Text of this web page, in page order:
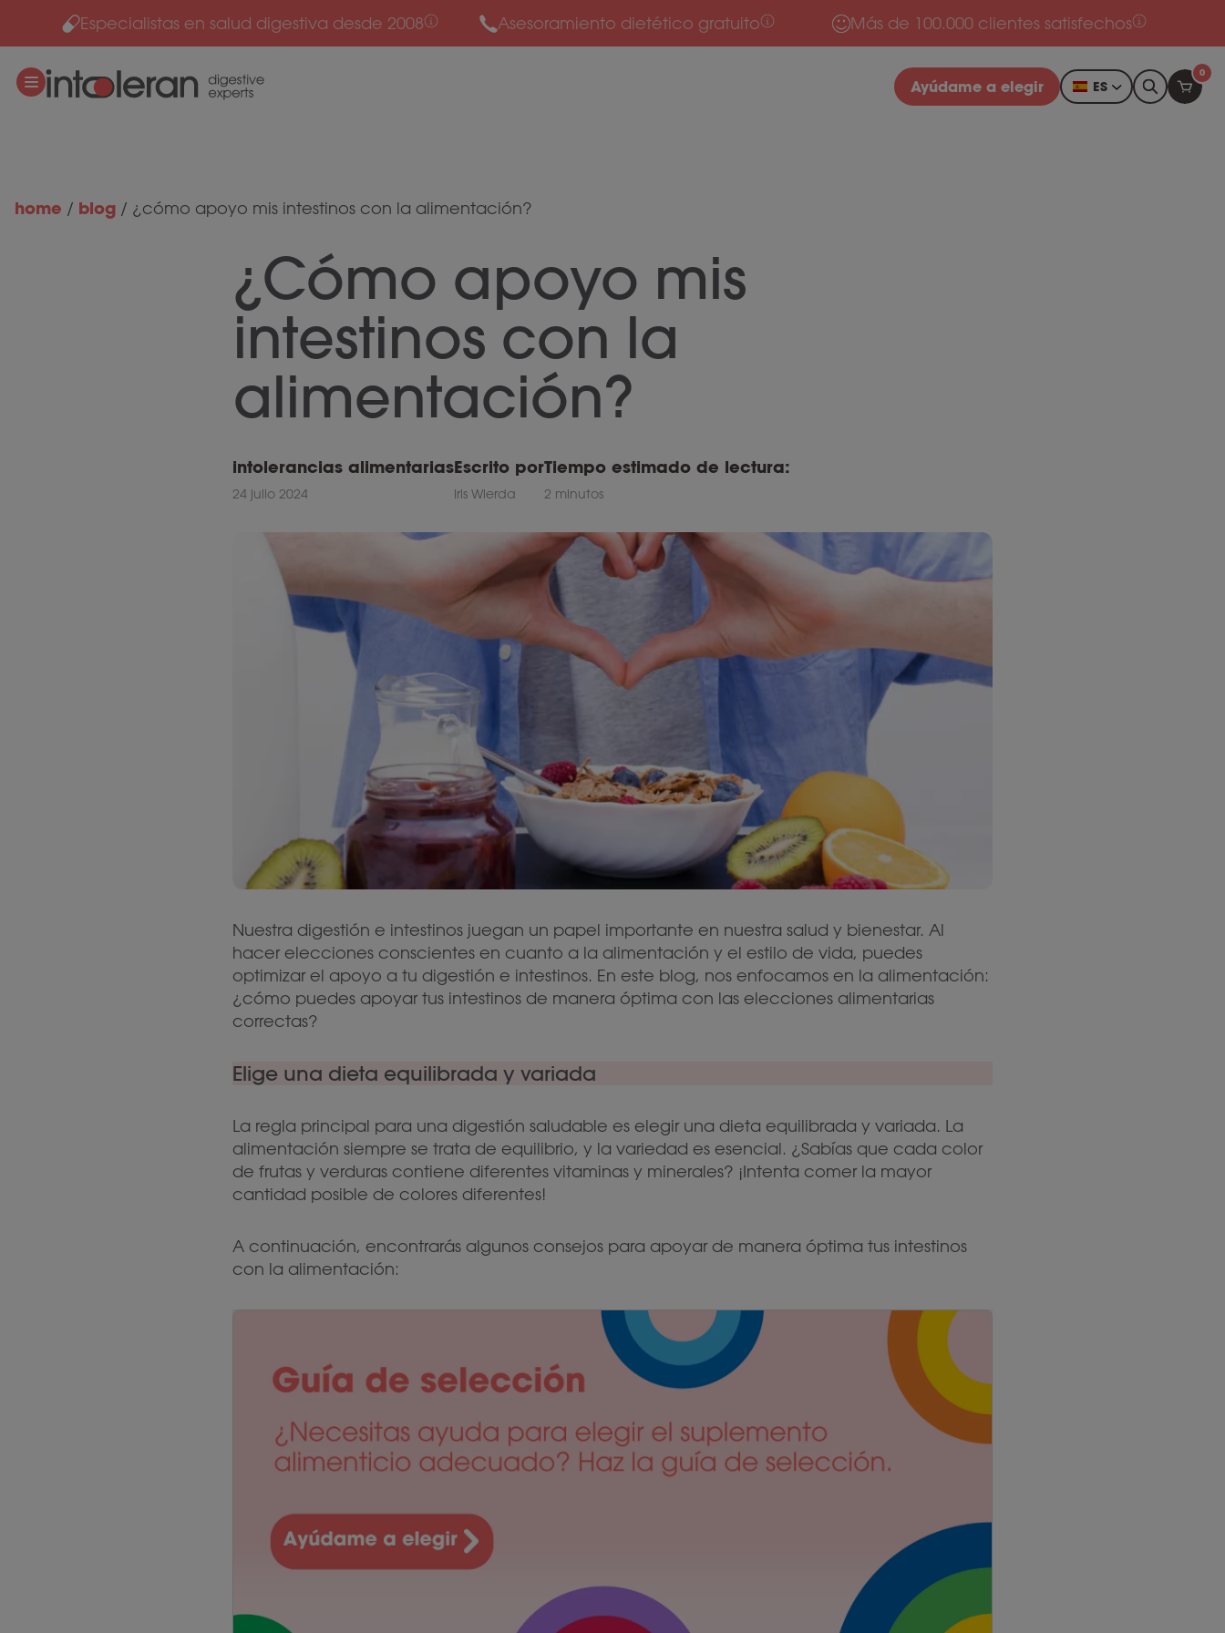
Ir al contenidoEspecialistas en salud digestiva desde 2008 Asesoramiento dietético gratuito Más de 100.000 clientes satisfechos
Ayúdame a elegir ES
0
home / blog / ¿cómo apoyo mis intestinos con la alimentación?
¿Cómo apoyo mis
intestinos con la
alimentación?
intolerancias alimentarias
24 julio 2024
Escrito por
Iris Wierda
Tiempo estimado de lectura:
2 minutos
Nuestra digestión e intestinos juegan un papel importante en nuestra salud y bienestar. Al
hacer elecciones conscientes en cuanto a la alimentación y el estilo de vida, puedes
optimizar el apoyo a tu digestión e intestinos. En este blog, nos enfocamos en la alimentación:
¿cómo puedes apoyar tus intestinos de manera óptima con las elecciones alimentarias
correctas?
Elige una dieta equilibrada y variada
La regla principal para una digestión saludable es elegir una dieta equilibrada y variada. La
alimentación siempre se trata de equilibrio, y la variedad es esencial. ¿Sabías que cada color
de frutas y verduras contiene diferentes vitaminas y minerales? ¡Intenta comer la mayor
cantidad posible de colores diferentes!
A continuación, encontrarás algunos consejos para apoyar de manera óptima tus intestinos
con la alimentación: